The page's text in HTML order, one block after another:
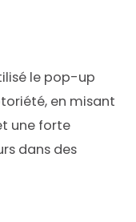
le pop-up
en misant
une forte
dans des